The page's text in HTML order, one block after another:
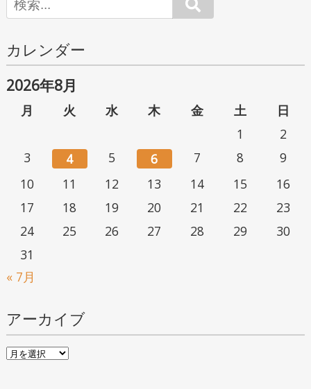
カレンダー
2026年8月
月 火 水 木 金 土
日
1
2
3
4 5 6 7 8
9
10
11 12 13 14 15
16
17
18 19 20 21 22
23
24
25 26 27 28 29
30
31
« 7月
アーカイブ
ア